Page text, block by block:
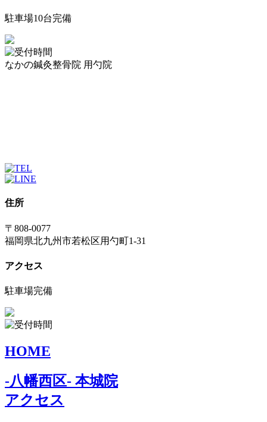
駐車場10台完備
なかの鍼灸整骨院 用勺院
住所
〒808-0077
福岡県北九州市若松区用勺町1-31
アクセス
駐車場完備
HOME
-八幡西区- 本城院
アクセス